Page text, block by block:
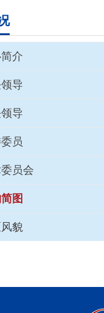
介
导
导
员
员会
图
貌